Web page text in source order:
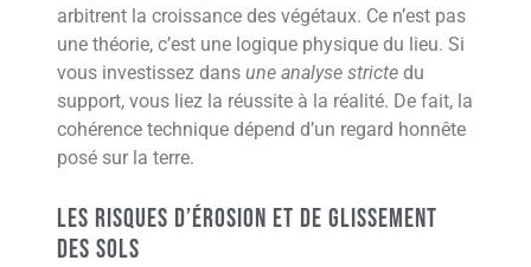
arbitrent la croissance des végétaux. Ce n’est pas
une théorie, c’est une logique physique du lieu. Si
vous investissez dans une analyse stricte du
support, vous liez la réussite à la réalité. De fait, la
cohérence technique dépend d’un regard honnête
posé sur la terre.
Les risques d’érosion et de glissement
des sols